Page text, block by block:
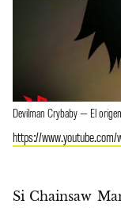
Devilman Crybaby — El
https://www.youtube.com/
Si Chainsaw